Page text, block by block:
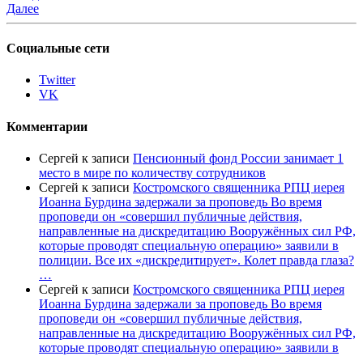
Далее
Социальные сети
Twitter
VK
Комментарии
Сергей к записи Пенсионный фонд России занимает 1
место в мире по количеству сотрудников
Сергей к записи Костромского священника РПЦ иерея
Иоанна Бурдина задержали за проповедь Во время
проповеди он «совершил публичные действия,
направленные на дискредитацию Вооружённых сил РФ,
которые проводят специальную операцию» заявили в
полиции. Все их «дискредитирует». Колет правда глаза?
…
Сергей к записи Костромского священника РПЦ иерея
Иоанна Бурдина задержали за проповедь Во время
проповеди он «совершил публичные действия,
направленные на дискредитацию Вооружённых сил РФ,
которые проводят специальную операцию» заявили в